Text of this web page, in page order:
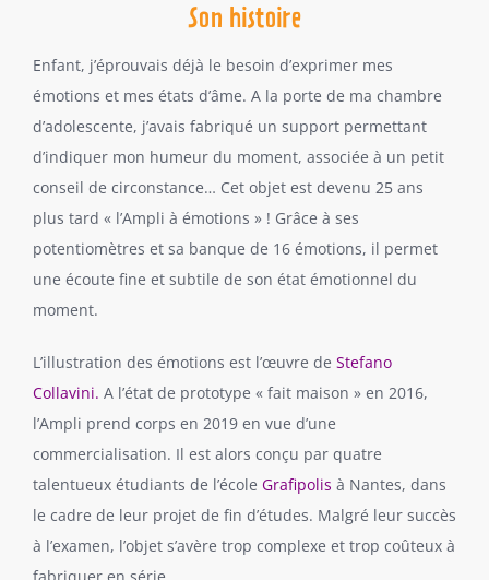
Son histoire
Enfant, j’éprouvais déjà le besoin d’exprimer mes
émotions et mes états d’âme. A la porte de ma chambre
d’adolescente, j’avais fabriqué un support permettant
d’indiquer mon humeur du moment, associée à un petit
conseil de circonstance… Cet objet est devenu 25 ans
plus tard « l’Ampli à émotions » ! Grâce à ses
potentiomètres et sa banque de 16 émotions, il permet
une écoute fine et subtile de son état émotionnel du
moment.
L’illustration des émotions est l’œuvre de Stefano
Collavini. A l’état de prototype « fait maison » en 2016,
l’Ampli prend corps en 2019 en vue d’une
commercialisation. Il est alors conçu par quatre
talentueux étudiants de l’école Grafipolis à Nantes, dans
le cadre de leur projet de fin d’études. Malgré leur succès
à l’examen, l’objet s’avère trop complexe et trop coûteux à